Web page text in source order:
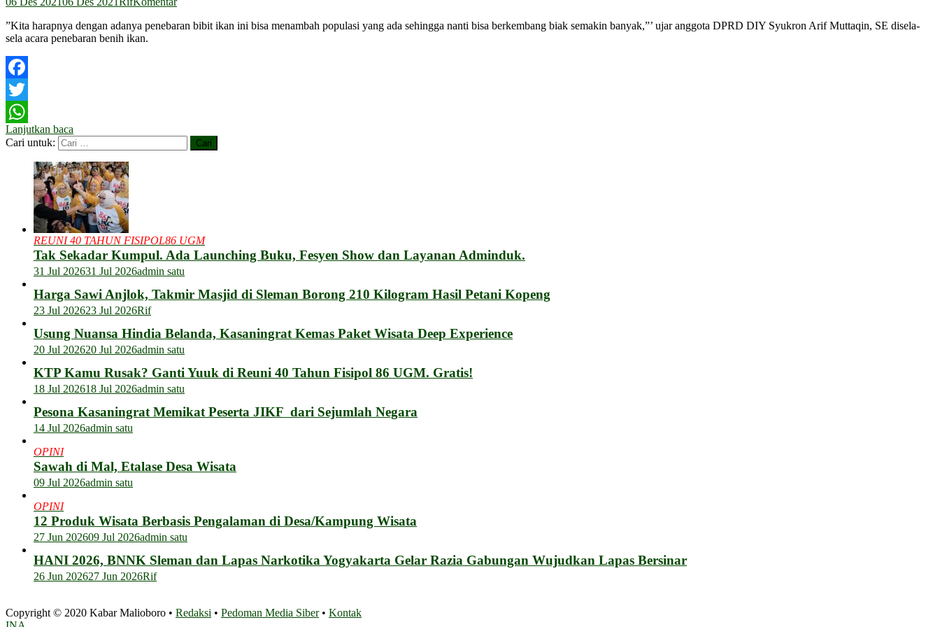
”Kita harapnya dengan adanya penebaran bibit ikan ini bisa menambah populasi yang ada sehingga nanti bisa berkembang biak semakin banyak,”’ ujar anggota DPRD DIY Syukron Arif Muttaqin, SE disela-
sela acara penebaran benih ikan.
Facebook
Twitter
WhatsApp
Lanjutkan baca
Cari untuk:
REUNI 40 TAHUN FISIPOL86 UGM
Tak Sekadar Kumpul. Ada Launching Buku, Fesyen Show dan Layanan Adminduk.
31 Jul 202631 Jul 2026admin satu
Harga Sawi Anjlok, Takmir Masjid di Sleman Borong 210 Kilogram Hasil Petani Kopeng
23 Jul 202623 Jul 2026Rif
Usung Nuansa Hindia Belanda, Kasaningrat Kemas Paket Wisata Deep Experience
20 Jul 202620 Jul 2026admin satu
KTP Kamu Rusak? Ganti Yuuk di Reuni 40 Tahun Fisipol 86 UGM. Gratis!
18 Jul 202618 Jul 2026admin satu
Pesona Kasaningrat Memikat Peserta JIKF dari Sejumlah Negara
14 Jul 2026admin satu
OPINI
Sawah di Mal, Etalase Desa Wisata
09 Jul 2026admin satu
OPINI
12 Produk Wisata Berbasis Pengalaman di Desa/Kampung Wisata
27 Jun 202609 Jul 2026admin satu
HANI 2026, BNNK Sleman dan Lapas Narkotika Yogyakarta Gelar Razia Gabungan Wujudkan Lapas Bersinar
26 Jun 202627 Jun 2026Rif
Copyright © 2020 Kabar Malioboro • Redaksi • Pedoman Media Siber• Kontak